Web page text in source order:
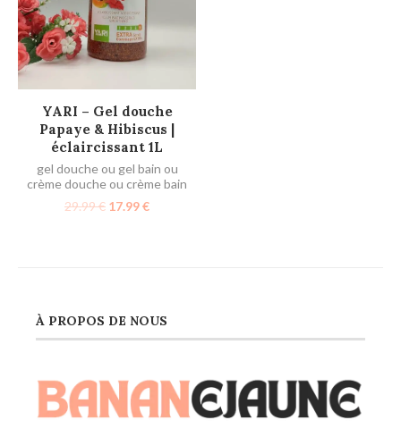
AJOUTER AU PANIER
YARI – Gel douche
Papaye & Hibiscus |
éclaircissant 1L
gel douche ou gel bain ou
crème douche ou crème bain
29.99€ 17.99€
À PROPOS DE NOUS